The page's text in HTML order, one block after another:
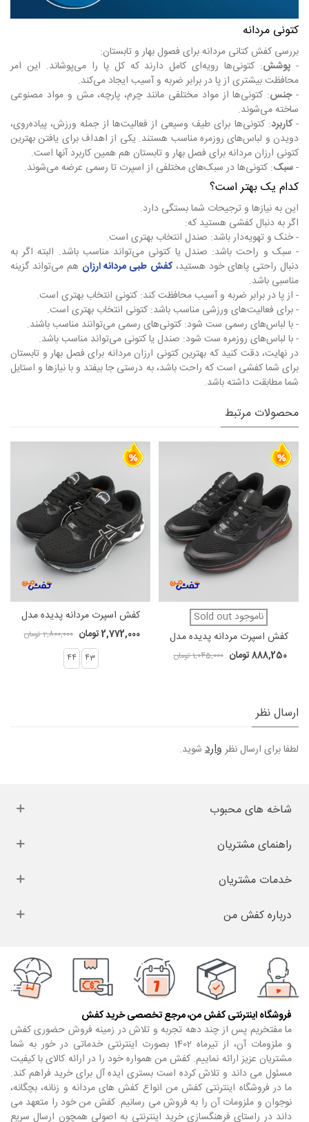
کتونی مردانه
بررسی کفش کتانی مردانه برای فصول بهار و تابستان:
- پوشش: کتونی‌ها رویه‌ای کامل دارند که کل پا را می‌پوشاند. این امر
محافظت بیشتری از پا در برابر ضربه و آسیب ایجاد می‌کند.
-جنس: کتونی‌ها از مواد مختلفی مانند چرم، پارچه، مش و مواد مصنوعی
ساخته می‌شوند.
-کاربرد: کتونی‌ها برای طیف وسیعی از فعالیت‌ها از جمله ورزش، پیاده‌روی،
دویدن و لباس‌های روزمره مناسب هستند. یکی از اهداف برای یافتن بهترین
کتونی ارزان مردانه برای فصل بهار و تابستان هم همین کاربرد آنها است.
-سبک: کتونی‌ها در سبک‌های مختلفی از اسپرت تا رسمی عرضه می‌شوند.
کدام یک بهتر است؟
این به نیازها و ترجیحات شما بستگی دارد.
اگر به دنبال کفشی هستید که:
- خنک و تهویه‌دار باشد: صندل انتخاب بهتری است.
- سبک و راحت باشد: صندل یا کتونی می‌تواند مناسب باشد. البته اگر به
دنبال راحتی پاهای خود هستید،کفش طبی مردانه ارزان هم می‌تواند گزینه
مناسبی باشد.
- از پا در برابر ضربه و آسیب محافظت کند: کتونی انتخاب بهتری است.
- برای فعالیت‌های ورزشی مناسب باشد: کتونی انتخاب بهتری است.
- با لباس‌های رسمی ست شود: کتونی‌های رسمی می‌توانند مناسب باشند.
- با لباس‌های روزمره ست شود: صندل یا کتونی می‌تواند مناسب باشد.
در نهایت، دقت کنید که بهترین کتونی ارزان مردانه برای فصل بهار و تابستان
برای شما کفشی است که راحت باشد، به درستی جا بیفتد و با نیازها و استایل
شما مطابقت داشته باشد.
محصولات مرتبط
ناموجود Sold out
کفش اسپرت مردانه پدیده مدل
واپرمکس کد 1075888,250 تومان 1,045,000 تومان
کفش اسپرت مردانه پدیده مدل
اسیکس کد 10712,772,000 تومان
2,800,000 تومان
43
44
ارسال نظر
لطفا برای ارسال نظروارد شوید.
شاخه های محبوب
راهنمای مشتریان
خدمات مشتریان
درباره کفش من
فروشگاه اینترنتی کفش من، مرجع تخصصی خرید کفش
ما مفتخریم پس از چند دهه تجربه و تلاش در زمینه فروش حضوری کفش
و ملزومات آن، از تیرماه 1402 بصورت اینترنتی خدماتی در خور به شما
مشتریان عزیز ارائه نماییم. کفش من همواره خود را در ارائه کالای با کیفیت
مسئول می داند و تلاش کرده است بستری ایده آل برای خرید فراهم کند.
ما در فروشگاه اینترنتی کفش من انواع کفش های مردانه و زنانه، بچگانه،
نوجوان و ملزومات آن را به فروش می رسانیم. کفش من خود را متعهد می
داند در راستای فرهنگسازی خرید اینترنتی به اصولی همچون ارسال سریع